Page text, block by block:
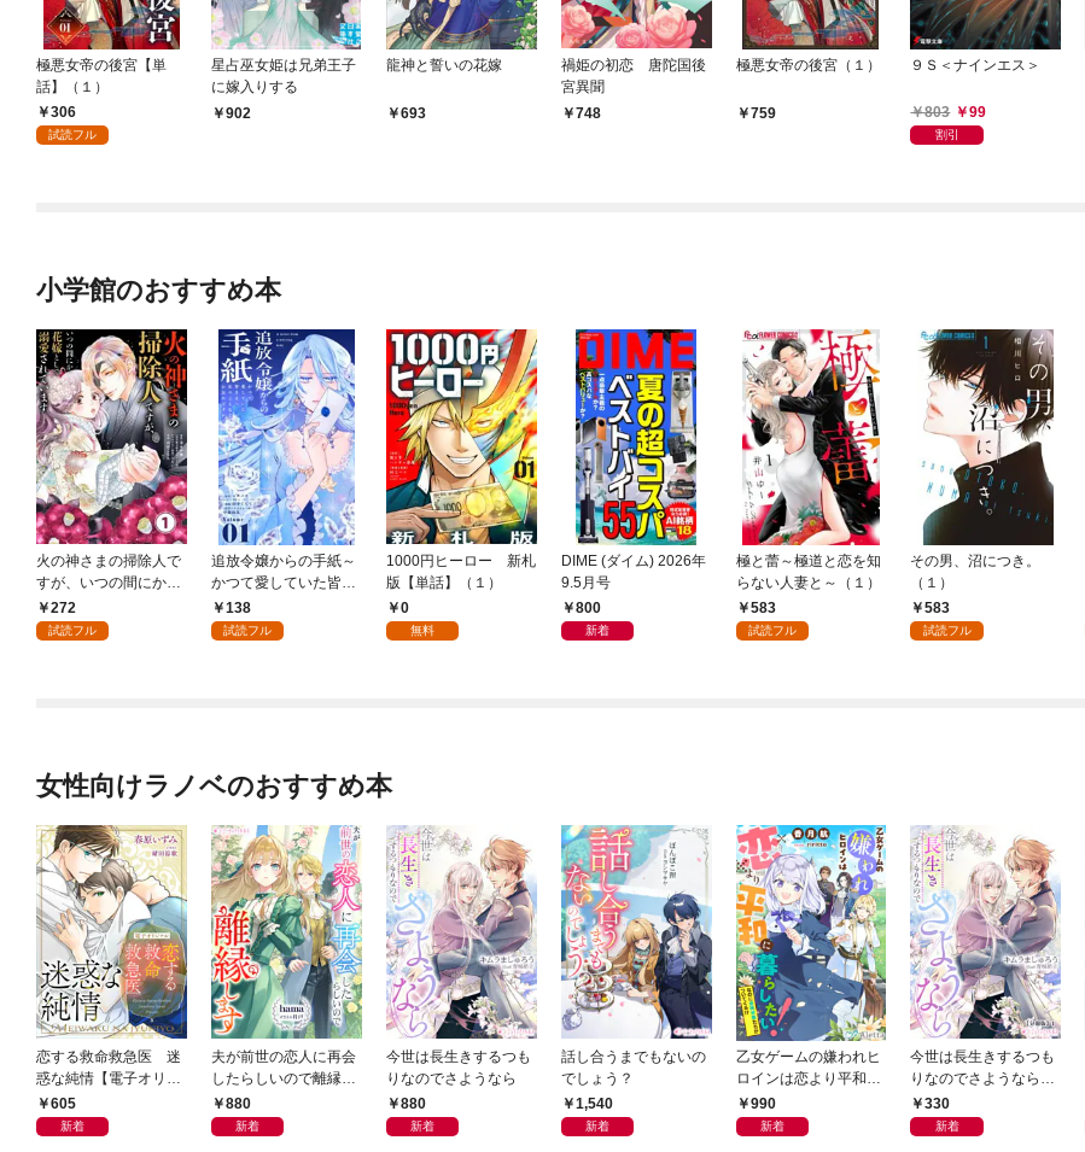
極悪女帝の後宮【単
話】（１）
306
試読フル
星占巫女姫は兄弟王子
に嫁入りする
902
龍神と誓いの花嫁
693
禍姫の初恋 唐陀国後
宮異聞
748
極悪女帝の後宮（１）
759
９Ｓ＜ナインエス＞
803 99
割引
小学館のおすすめ本
火の神さまの掃除人で
すが、いつの間にか花
嫁として溺愛されてい
ます【単話】（１）
272
試読フル
追放令嬢からの手紙～
かつて愛していた皆さ
まへ 私のことなどお忘
れですか？～【単話】
138
試読フル
1000円ヒーロー 新札
版【単話】（１）
0
無料
DIME (ダイム) 2026年
9.5月号
800
新着
極と蕾～極道と恋を知
らない人妻と～（１）
583
試読フル
その男、沼につき。
（１）
583
試読フル
女性向けラノベのおすすめ本
恋する救命救急医 迷
惑な純情【電子オリジ
ナル】
605
新着
夫が前世の恋人に再会
したらしいので離縁し
ます880
新着
今世は長生きするつも
りなのでさようなら
880
新着
話し合うまでもないの
でしょう？
1,540
新着
乙女ゲームの嫌われヒ
ロインは恋より平和に
暮らしたい！（なのに
攻略対象たちがついて
990
新着
今世は長生きするつも
りなのでさようなら
【分冊版】1
330
新着